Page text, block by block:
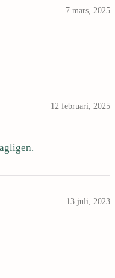
7 mars, 2025
12 februari, 2025
13 juli, 2023